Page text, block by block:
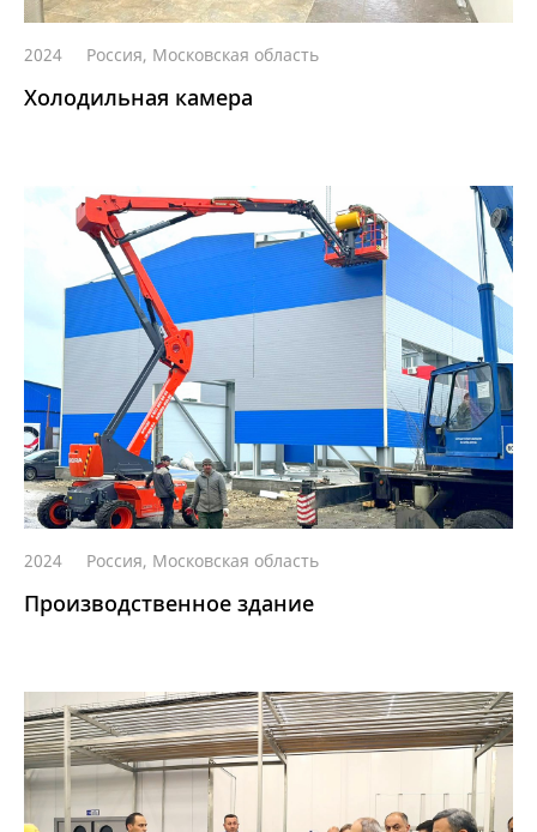
2024 Россия, Московская область
Холодильная камера
2024 Россия, Московская область
Производственное здание